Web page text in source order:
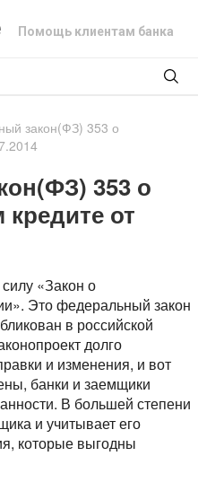
Помощь клиентам банка
закон(ФЗ) 353 о
353 о
от
«Закон о
Это федеральный закон
в российской
долго
и изменения, и вот
банки и заемщики
В большей степени
и учитывает его
которые выгодны